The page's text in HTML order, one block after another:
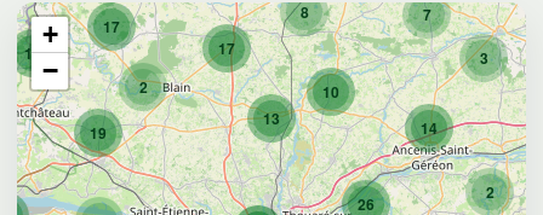
7
8
3
2
14
17
17
2
10
19
10
26
13
+
−